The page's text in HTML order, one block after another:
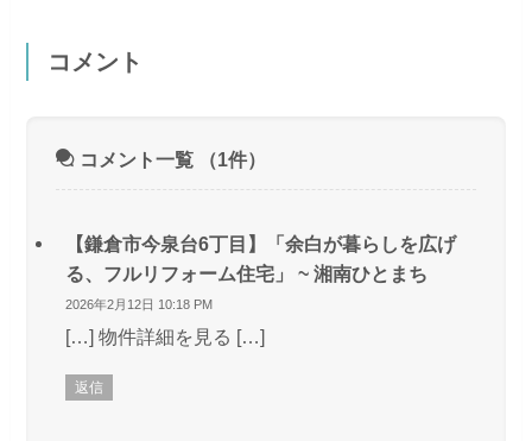
コメント
コメント一覧 （1件）
【鎌倉市今泉台6丁目】「余白が暮らしを広げ
る、フルリフォーム住宅」 ~ 湘南ひとまち
2026年2月12日 10:18 PM
[…] 物件詳細を見る […]
返信